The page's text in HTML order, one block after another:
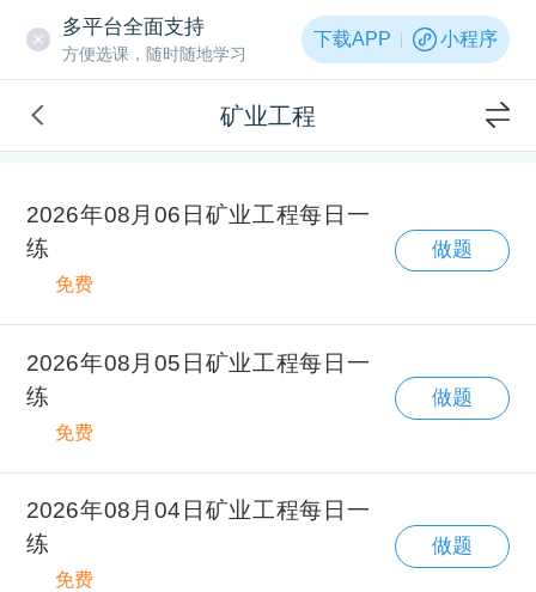
多平台全面支持
方便选课，随时随地学习
下载APP 小程序
矿业工程
2026年08月06日矿业工程每日一
练
免费
做题
2026年08月05日矿业工程每日一
练
免费
做题
2026年08月04日矿业工程每日一
练
免费
做题